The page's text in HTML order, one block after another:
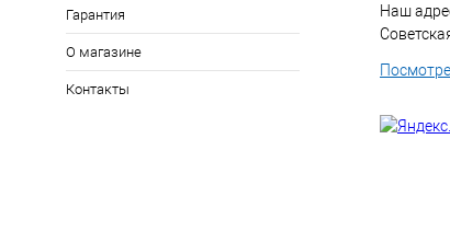
Гарантия
О магазине
Контакты
Наш